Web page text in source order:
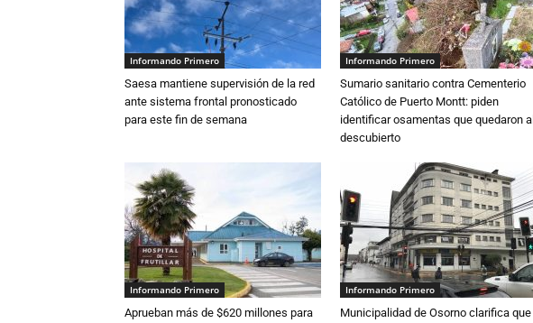
Informando Primero
Saesa mantiene supervisión de la red
ante sistema frontal pronosticado
para este fin de semana
Informando Primero
Sumario sanitario contra Cementerio
Católico de Puerto Montt: piden
identificar osamentas que quedaron al
descubierto
Informando Primero
Aprueban más de $620 millones para
Informando Primero
Municipalidad de Osorno clarifica que